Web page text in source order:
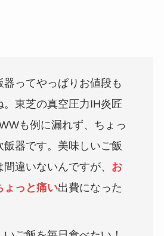
器ってやっぱりお値段も
。東芝の真空圧力IH炎匠
も例に漏れず、ちょっ
飯器です。美味しいご飯
違いないんですが、 お
ょっと痛い出費になった